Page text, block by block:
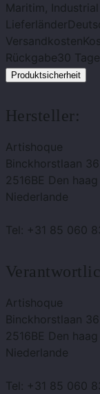
Maritim, Industrial
Lieferländer
Versandkosten
Rückgabe30
Produktsicherheit
Hersteller:
Artishoque
Binckhorstlaan
2516BE Den haag
Niederlande
Tel: +31 85 060
Artishoque
Binckhorstlaan
2516BE Den haag
Niederlande
Tel: +31 85 060